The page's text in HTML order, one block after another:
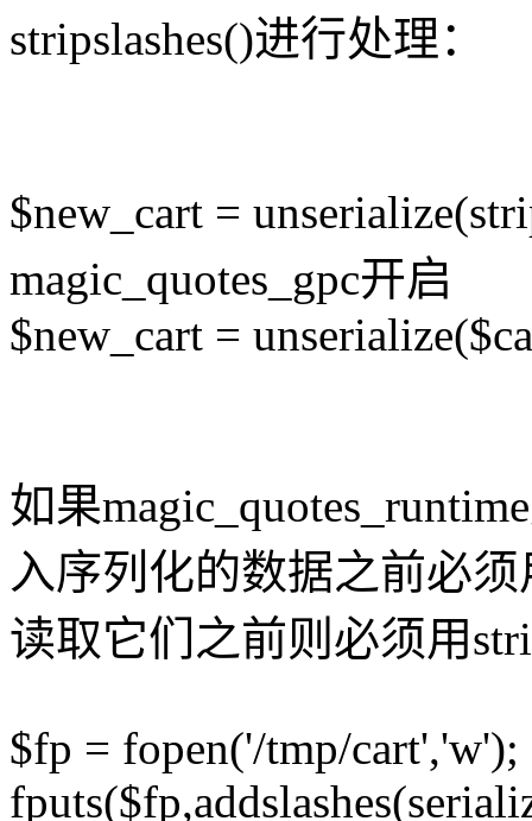
stripslashes()进行处理：
$new_cart =
magic_quotes_gpc开启
$new_cart =
如果
入序列化的数据之前必须
读取它们之前则必须用
$fp = fopen('/tmp/cart','w');